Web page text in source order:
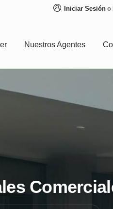
Iniciar Sesión o
Nuestros Agentes